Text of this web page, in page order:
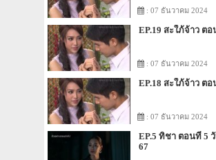
: 07 ธันวาคม 2024
EP.19 สะใภ้จ้าว ตอ
: 07 ธันวาคม 2024
EP.18 สะใภ้จ้าว ตอ
: 07 ธันวาคม 2024
EP.5 ทิชา ตอนที่ 5
67